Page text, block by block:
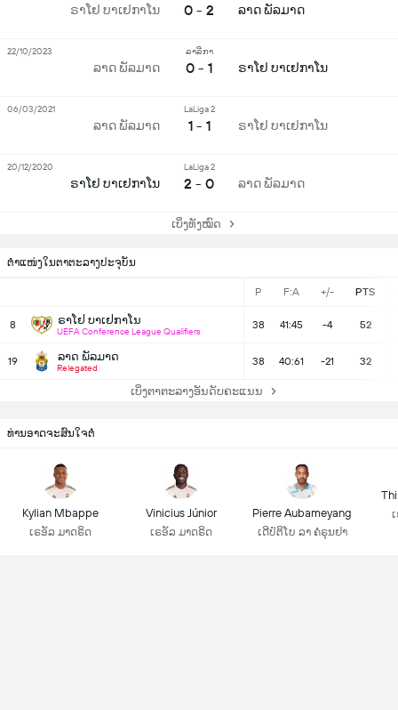
ຕຳແໜ່ງໃນຕາຕະລາງປະຈຸບັນ
P F:A +/- PTS
8 ຣາໂຢ ບາເຢກາໂນ
UEFA Conference League Qualifiers
38 41:45 -4 52
19 ລາດ ພັລມາດ
Relegated
38 40:61 -21 32
ເບິ່ງຕາຕະລາງອັນດັບຄະແນນ
ຣາໂຢ ບາເຢກາໂນ 0 - 2 ລາດ ພັລມາດ
ລາດ ພັລມາດ
ລາລີກາ
0 - 1 ຣາໂຢ ບາເຢກາໂນ
22/10/2023
ລາດ ພັລມາດ
LaLiga 2
1 - 1 ຣາໂຢ ບາເຢກາໂນ
06/03/2021
ຣາໂຢ ບາເຢກາໂນ
LaLiga 2
2 - 0 ລາດ ພັລມາດ
20/12/2020
ເບິ່ງທັງໝົດ
ທ່ານອາດຈະສົນໃຈຕໍ່
Kylian Mbappe
ເຣອັລ ມາດຣິດ
Vinicius Júnior
ເຣອັລ ມາດຣິດ
Pierre Aubameyang
ເດີປໍຕິໂບ ລາ ຄໍຣຸນຢາ